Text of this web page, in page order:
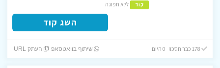
קוד ללא תפוגה
השג קוד
178 כבר חסכו! 0 היום שיתוף בוואטסאפ העתק URL